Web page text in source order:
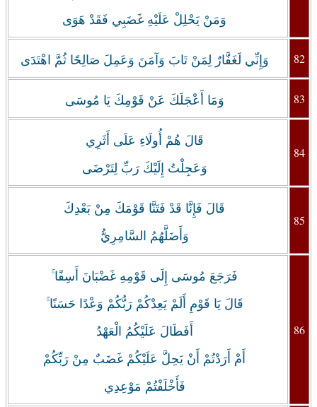
وَمَنْ يَحْلِلْ عَلَيْهِ غَضَبِي فَقَدْ هَوَى
وَإِنِّي لَغَفَّارٌ لِمَنْ تَابَ وَآمَنَ وَعَمِلَ صَالِحًا ثُمَّ اهْتَدَى 82
‏وَمَا أَعْجَلَكَ عَنْ قَوْمِكَ يَا مُوسَى 83
قَالَ هُمْ أُولَاءِ عَلَى أَثَرِي
وَعَجِلْتُ إِلَيْكَ رَبِّ لِتَرْضَى
84
قَالَ فَإِنَّا قَدْ فَتَنَّا قَوْمَكَ مِنْ بَعْدِكَ
وَأَضَلَّهُمُ السَّامِرِيُّ
85
فَرَجَعَ مُوسَى إِلَى قَوْمِهِ غَضْبَانَ أَسِفًا ۚ
قَالَ يَا قَوْمِ أَلَمْ يَعِدْكُمْ رَبُّكُمْ وَعْدًا حَسَنًا ۚ
أَفَطَالَ عَلَيْكُمُ الْعَهْدُ
أَمْ أَرَدْتُمْ أَنْ يَحِلَّ عَلَيْكُمْ غَضَبٌ مِنْ رَبِّكُمْ
فَأَخْلَفْتُمْ مَوْعِدِي
86